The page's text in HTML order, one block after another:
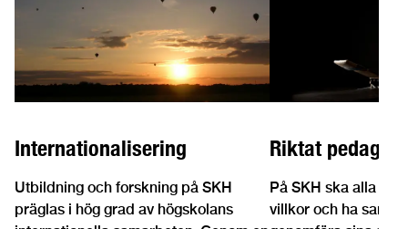
Internationalisering
Utbildning och forskning på SKH
präglas i hög grad av högskolans
Riktat
På SKH ska alla
villkor och ha